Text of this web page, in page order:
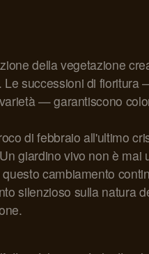
della vegetazione
Le successioni di fioritura
— garantiscono
di febbraio all'ultimo
giardino vivo non è mai
cambiamento
silenzioso sulla natura